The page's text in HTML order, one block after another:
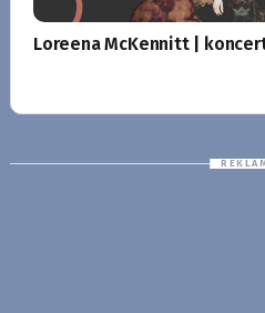
Loreena McKennitt |